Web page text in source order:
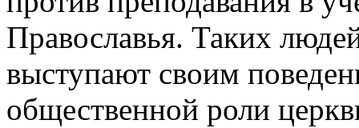
Православья. Таких
выступают своим
общественной роли